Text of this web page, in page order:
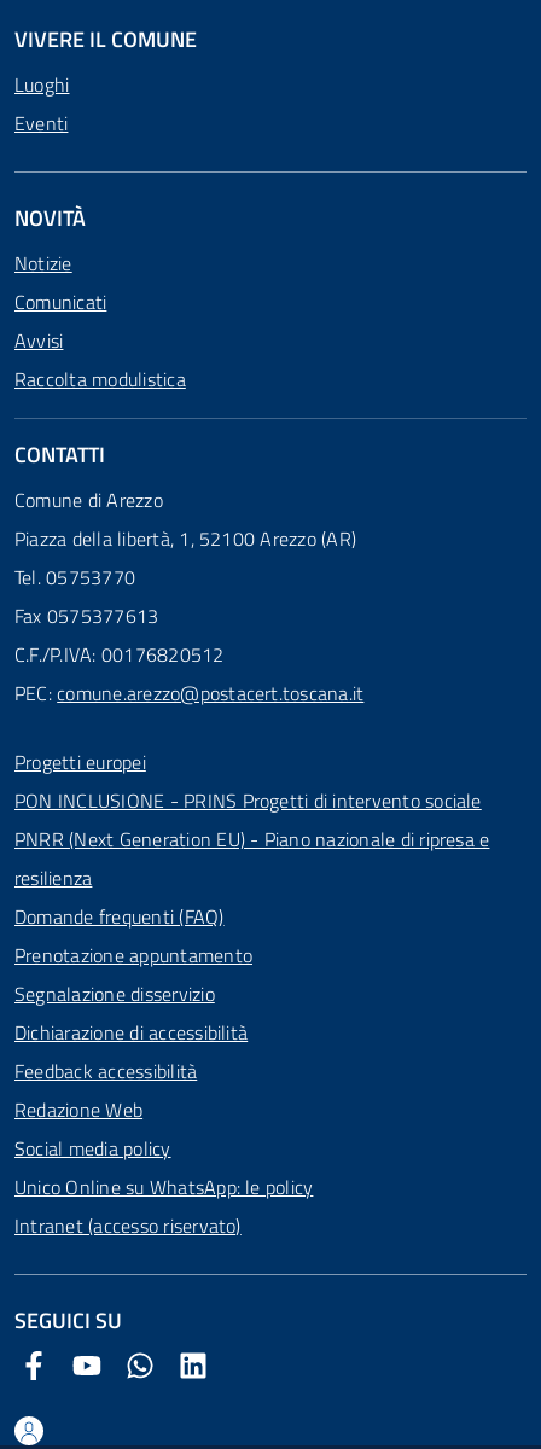
VIVERE IL COMUNE
Luoghi
Eventi
NOVITÀ
Notizie
Comunicati
Avvisi
Raccolta modulistica
CONTATTI
Comune di Arezzo
Piazza della libertà, 1, 52100 Arezzo (AR)
Tel. 05753770
Fax 0575377613
C.F./P.IVA: 00176820512
PEC:comune.arezzo@postacert.toscana.it
Progetti europei
PON INCLUSIONE - PRINS Progetti di intervento sociale
PNRR (Next Generation EU) - Piano nazionale di ripresa e
resilienza
Domande frequenti (FAQ)
Prenotazione appuntamento
Segnalazione disservizio
Dichiarazione di accessibilità
Feedback accessibilità
Redazione Web
Social media policy
Unico Online su WhatsApp: le policy
Intranet (accesso riservato)
SEGUICI SU
Facebook Comune di Arezzo
Youtube Comune di Arezzo
Twitter Comune di Arezzo